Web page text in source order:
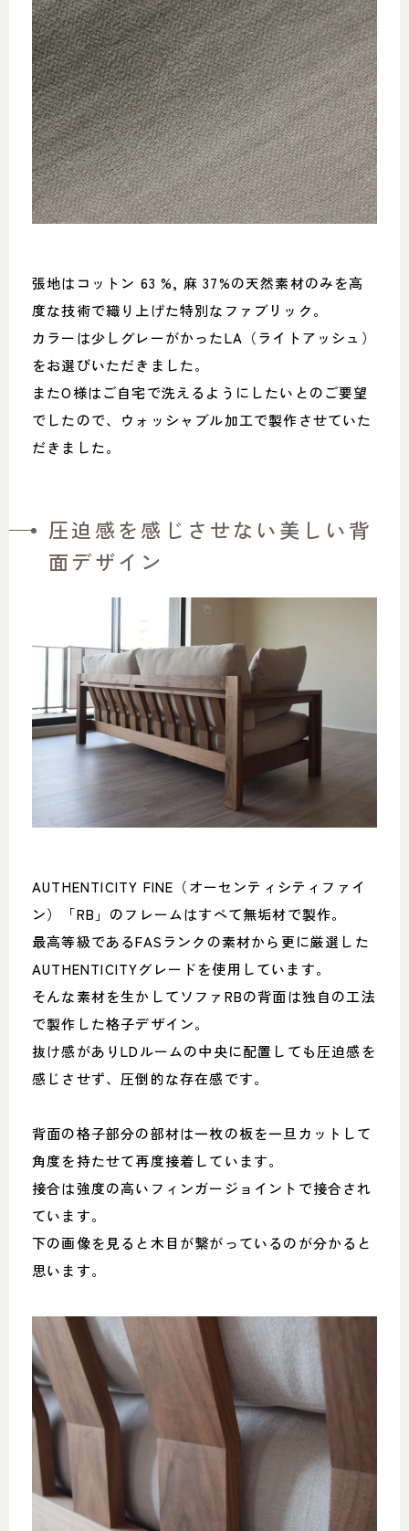
張地はコットン 63 %, 麻 37%の天然素材のみを高
度な技術で織り上げた特別なファブリック。
カラーは少しグレーがかったLA（ライトアッシュ）
をお選びいただきました。
またO様はご自宅で洗えるようにしたいとのご要望
でしたので、ウォッシャブル加工で製作させていた
だきました。
圧迫感を感じさせない美しい背
面デザイン
AUTHENTICITY FINE（オーセンティシティファイ
ン）「RB」のフレームはすべて無垢材で製作。
最高等級であるFASランクの素材から更に厳選した
AUTHENTICITYグレードを使用しています。
そんな素材を生かしてソファRBの背面は独自の工法
で製作した格子デザイン。
抜け感がありLDルームの中央に配置しても圧迫感を
感じさせず、圧倒的な存在感です。
背面の格子部分の部材は一枚の板を一旦カットして
角度を持たせて再度接着しています。
接合は強度の高いフィンガージョイントで接合され
ています。
下の画像を見ると木目が繋がっているのが分かると
思います。